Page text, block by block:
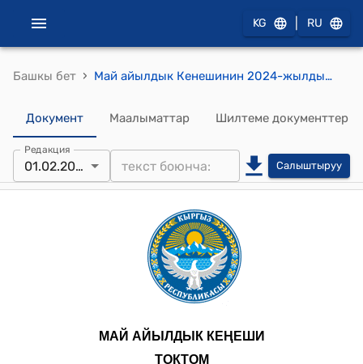
KG RU
Башкы бет › Май айылдык Кенешинин 2024-жылдын 1-февралындагы № 61 "2024- жылга калган киреше калдыгы жөнүндө" токтому
Документ Маалыматтар Шилтеме документтер
Редакция
01.02.2024 Салыштыруу